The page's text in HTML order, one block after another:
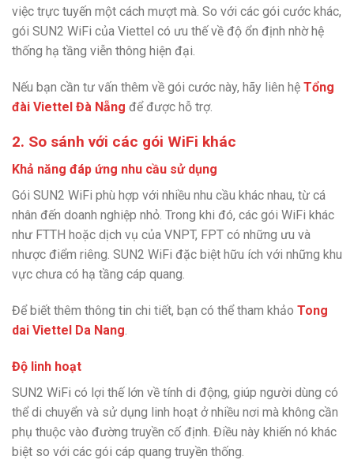
việc trực tuyến một cách mượt mà. So với các gói cước khác,
gói SUN2 WiFi của Viettel có ưu thế về độ ổn định nhờ hệ
thống hạ tầng viễn thông hiện đại.
Nếu bạn cần tư vấn thêm về gói cước này, hãy liên hệ Tổng
đài Viettel Đà Nẵng để được hỗ trợ.
2. So sánh với các gói WiFi khác
Khả năng đáp ứng nhu cầu sử dụng
Gói SUN2 WiFi phù hợp với nhiều nhu cầu khác nhau, từ cá
nhân đến doanh nghiệp nhỏ. Trong khi đó, các gói WiFi khác
như FTTH hoặc dịch vụ của VNPT, FPT có những ưu và
nhược điểm riêng. SUN2 WiFi đặc biệt hữu ích với những khu
vực chưa có hạ tầng cáp quang.
Để biết thêm thông tin chi tiết, bạn có thể tham khảo Tong
dai Viettel Da Nang
Độ linh hoạt
SUN2 WiFi có lợi thế lớn về tính di động, giúp người dùng có
thể di chuyển và sử dụng linh hoạt ở nhiều nơi mà không cần
phụ thuộc vào đường truyền cố định. Điều này khiến nó khác
biệt so với các gói cáp quang truyền thống.